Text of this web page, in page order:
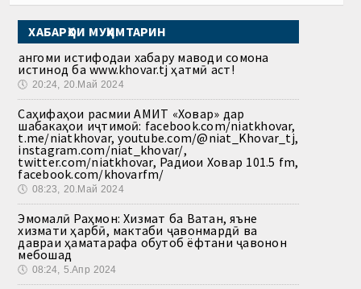
ХАБАРҲОИ МУҲИМТАРИН
Ҳангоми истифодаи хабару маводи сомона
истинод ба www.khovar.tj ҳатмӣ аст!
🕔 20:24, 20.Май 2024
Саҳифаҳои расмии АМИТ «Ховар» дар
шабакаҳои иҷтимоӣ: facebook.com/niatkhovar,
t.me/niatkhovar, youtube.com/@niat_Khovar_tj,
instagram.com/niat_khovar/,
twitter.com/niatkhovar, Радиои Ховар 101.5 fm,
facebook.com/khovarfm/
🕔 08:23, 20.Май 2024
Эмомалӣ Раҳмон: Хизмат ба Ватан, яъне
хизмати ҳарбӣ, мактаби ҷавонмардӣ ва
давраи ҳаматарафа обутоб ёфтани ҷавонон
мебошад
🕔 08:24, 5.Апр 2024